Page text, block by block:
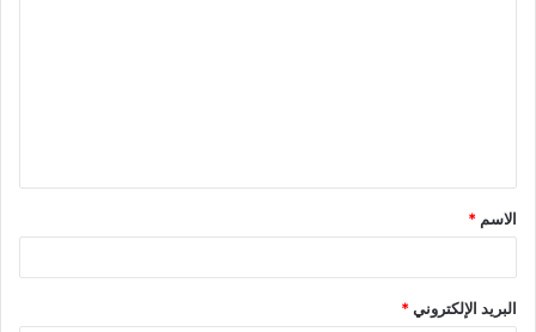
ق
*
الاسم *
البريد الإلكتروني*